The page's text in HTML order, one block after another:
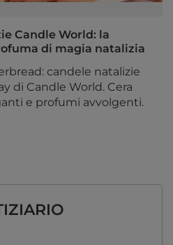
Candle World: la
di magia natalizia
candele natalizie
di Candle World. Cera
e profumi avvolgenti.